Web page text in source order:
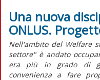
Una nuova
ONLUS.
Nell'ambito del Welfare
settore" è andato
era più in grado di
convenienza a fare